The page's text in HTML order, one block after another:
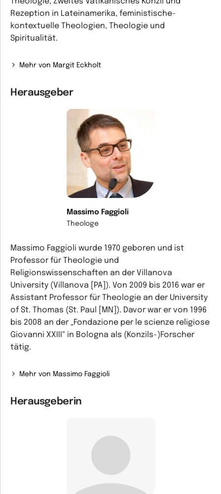
Rezeption in Lateinamerika, feministische-
kontextuelle Theologien, Theologie und
Spiritualität.
Mehr von Margit Eckholt
Herausgeber
Massimo Faggioli
Theologe
Massimo Faggioli wurde 1970 geboren und ist
Professor für Theologie und
Religionswissenschaften an der Villanova
University (Villanova [PA]). Von 2009 bis 2016 war er
Assistant Professor für Theologie an der University
of St. Thomas (St. Paul [MN]). Davor war er von 1996
bis 2008 an der „Fondazione per le scienze religiose
Giovanni XXIII“ in Bologna als (Konzils-)Forscher
tätig.
Mehr von Massimo Faggioli
Herausgeberin